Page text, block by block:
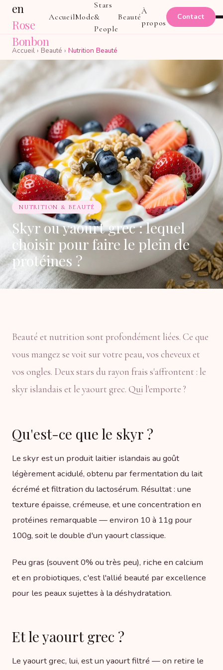
en
Rose
Bonbon
AccueilMode
Stars
&
People
Beauté
À
propos
Contact
Accueil › Beauté › Nutrition Beauté
NUTRITION & BEAUTÉ
Skyr ou yaourt grec : lequel
choisir pour faire le plein de
protéines ?
Beauté et nutrition sont profondément liées. Ce que
vous mangez se voit sur votre peau, vos cheveux et
vos ongles. Deux stars du rayon frais s'affrontent : le
skyr islandais et le yaourt grec. Qui l'emporte ?
Qu'est-ce que le skyr ?
Le skyr est un produit laitier islandais au goût
légèrement acidulé, obtenu par fermentation du lait
écrémé et filtration du lactosérum. Résultat : une
texture épaisse, crémeuse, et une concentration en
protéines remarquable — environ 10 à 11g pour
100g, soit le double d'un yaourt classique.
Peu gras (souvent 0% ou très peu), riche en calcium
et en probiotiques, c'est l'allié beauté par excellence
pour les peaux sujettes à la déshydratation.
Et le yaourt grec ?
Le yaourt grec, lui, est un yaourt filtré — on retire le